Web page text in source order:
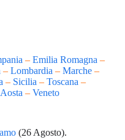
– Emilia Romagna –
– Lombardia – Marche –
– Sicilia – Toscana –
– Veneto
(26 Agosto).